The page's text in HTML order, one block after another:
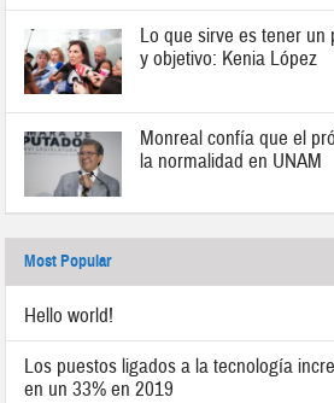
Lo que sirve es tener un
y objetivo: Kenia López
Monreal confía que el
la normalidad en UNAM
Most Popular
Hello world!
Los puestos ligados a la tecnología
en un 33% en 2019